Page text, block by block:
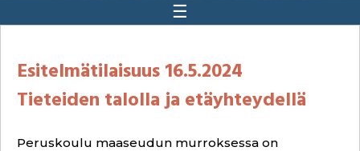
☰
Esitelmätilaisuus 16.5.2024
Tieteiden talolla ja etäyhteydellä
Peruskoulu maaseudun murroksessa on